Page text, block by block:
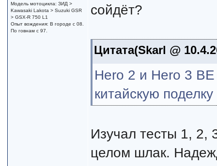
Модель мотоцикла: ЗИД >
Kawasaki Lakota > Suzuki GSR
> GSX-R 750 L1
Опыт вождения: В городе с 08.
По говнам с 97.
сойдёт?
Цитата(Skarl @
Hero 2 и Hero 3
китайскую
Изучал тесты 1, 2,
целом шлак.